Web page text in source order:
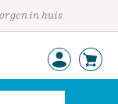
in huis